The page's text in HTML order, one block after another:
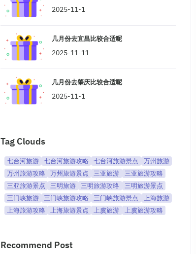
2025-11-1
几月份去宜昌比较合适呢
2025-11-11
几月份去肇庆比较合适呢
2025-11-1
Tag Clouds
七台河旅游 七台河旅游攻略 七台河旅游景点
万州旅游
万州旅游攻略
万州旅游景点 三亚旅游
三亚旅游攻略
三亚旅游景点
三明旅游 三明旅游攻略
三明旅游景点
三门峡旅游
三门峡旅游攻略 三门峡旅游景点
上海旅游
上海旅游攻略
上海旅游景点 上虞旅游 上虞旅游攻略
Recommend Post